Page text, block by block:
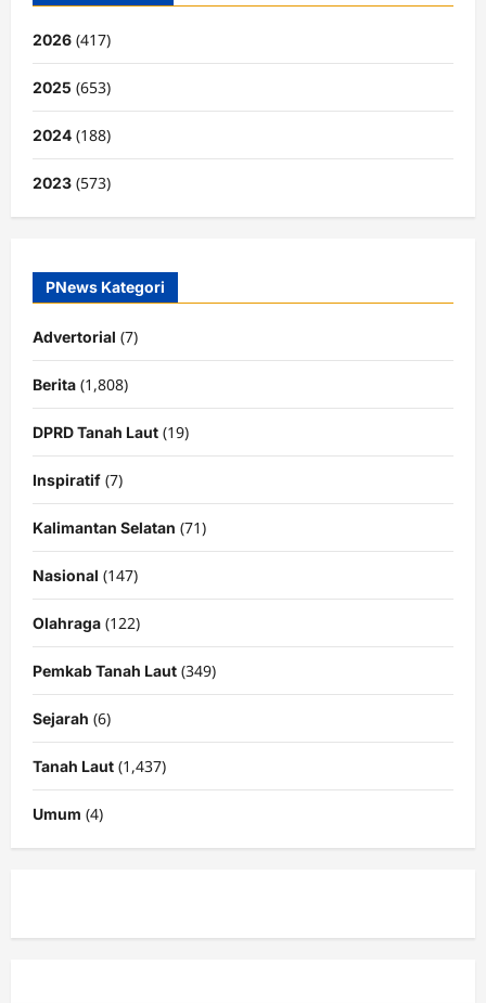
2026 (417)
2025 (653)
2024 (188)
2023 (573)
PNews Kategori
Advertorial (7)
Berita (1,808)
DPRD Tanah Laut (19)
Inspiratif (7)
Kalimantan Selatan (71)
Nasional (147)
Olahraga (122)
Pemkab Tanah Laut (349)
Sejarah (6)
Tanah Laut (1,437)
Umum (4)